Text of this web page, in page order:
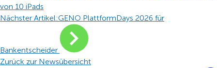
von 10 iPads
Nächster Artikel:GENO PlattformDays 2026 für
Bankentscheider
Zurück zur Newsübersicht